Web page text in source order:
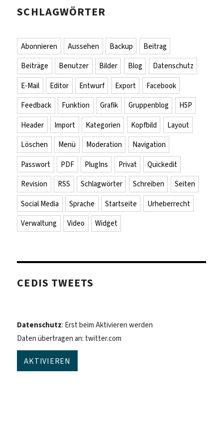
SCHLAGWÖRTER
Abonnieren Aussehen Backup
Beitrag
Beiträge
Benutzer Bilder Blog
Datenschutz
E-Mail
Editor Entwurf Export
Facebook
Feedback
Funktion Grafik Gruppenblog
H5P
Header
Import Kategorien Kopfbild
Layout
Löschen
Menü Moderation
Navigation
Passwort
PDF PlugIns Privat
Quickedit
Revision
RSS Schlagwörter Schreiben
Seiten
Social Media
Sprache Startseite
Urheberrecht
Verwaltung
Video Widget
CEDIS TWEETS
Datenschutz: Erst beim Aktivieren werden
Daten übertragen an: twitter.com